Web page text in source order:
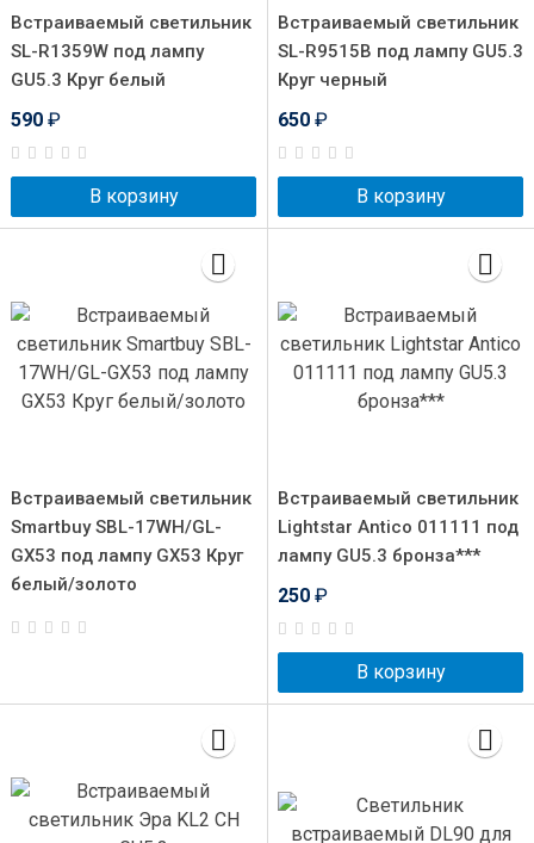
Встраиваемый светильник
SL-R1359W под лампу
GU5.3 Круг белый
590 ₽
В корзину
Встраиваемый светильник
SL-R9515B под лампу GU5.3
Круг черный
650 ₽
В корзину
Встраиваемый светильник
Smartbuy SBL-17WH/GL-
GX53 под лампу GX53 Круг
белый/золото
Встраиваемый светильник
Lightstar Antico 011111 под
лампу GU5.3 бронза***
250 ₽
В корзину